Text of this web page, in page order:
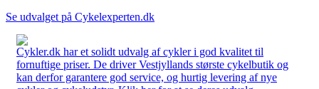
Se udvalget på Cykelexperten.dk
Cykler.dk har et solidt udvalg af cykler i god kvalitet til
fornuftige priser. De driver Vestjyllands største cykelbutik og
kan derfor garantere god service, og hurtig levering af nye